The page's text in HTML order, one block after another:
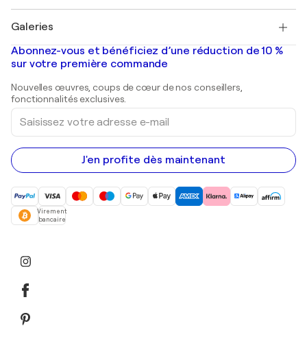
Banksy
Mr. Brainwash
Shepard Fairey
Tableaux abstraits à vendre
Peintures de paysage
Estampes
Peintures acryliques
Galeries
Galeries d'art en France
Galeries d'art en Belgique
Abonnez-vous et bénéficiez d’une réduction de 10 %
sur votre première commande
Nouvelles œuvres, coups de cœur de nos conseillers,
fonctionnalités exclusives.
Saisissez
votre
adresse
e-
mail
J'en profite dès maintenant
Virement
bancaire